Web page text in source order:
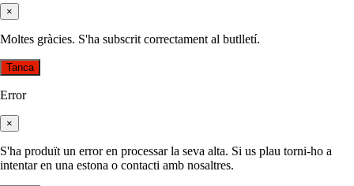
×
Moltes gràcies. S'ha subscrit correctament al butlletí.
Tanca
Error
×
S'ha produït un error en processar la seva alta. Si us plau torni-ho a
intentar en una estona o contacti amb nosaltres.